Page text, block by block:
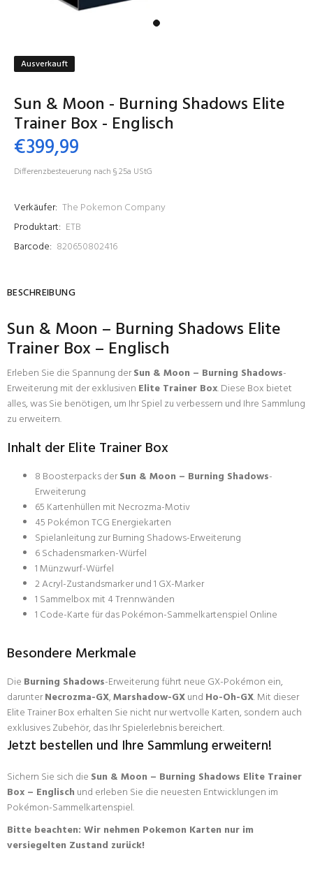
Ausverkauft
Sun & Moon - Burning Shadows Elite
Trainer Box - Englisch
€399,99
Differenzbesteuerung nach § 25a UStG
Verkäufer: The Pokemon Company
Produktart: ETB
Barcode: 820650802416
BESCHREIBUNG
Sun & Moon – Burning Shadows Elite
Trainer Box – Englisch
Erleben Sie die Spannung derSun & Moon – Burning Shadows-
Erweiterung mit der exklusiven Elite Trainer Box. Diese Box bietet
alles, was Sie benötigen, um Ihr Spiel zu verbessern und Ihre Sammlung
zu erweitern.
Inhalt der Elite Trainer Box
8 Boosterpacks derSun & Moon – Burning Shadows-
Erweiterung
65 Kartenhüllen mit Necrozma-Motiv
45 Pokémon TCG Energiekarten
Spielanleitung zur Burning Shadows-Erweiterung
6 Schadensmarken-Würfel
1 Münzwurf-Würfel
2 Acryl-Zustandsmarker und 1 GX-Marker
1 Sammelbox mit 4 Trennwänden
1 Code-Karte für das Pokémon-Sammelkartenspiel Online
Besondere Merkmale
Die Burning Shadows-Erweiterung führt neue GX-Pokémon ein,
darunterNecrozma-GX,Marshadow-GXund Ho-Oh-GX. Mit dieser
Elite Trainer Box erhalten Sie nicht nur wertvolle Karten, sondern auch
exklusives Zubehör, das Ihr Spielerlebnis bereichert.
Jetzt bestellen und Ihre Sammlung erweitern!
Sichern Sie sich die Sun & Moon – Burning Shadows Elite Trainer
Box – Englisch und erleben Sie die neuesten Entwicklungen im
Pokémon-Sammelkartenspiel.
Bitte beachten: Wir nehmen Pokemon Karten nur im
versiegelten Zustand zurück!